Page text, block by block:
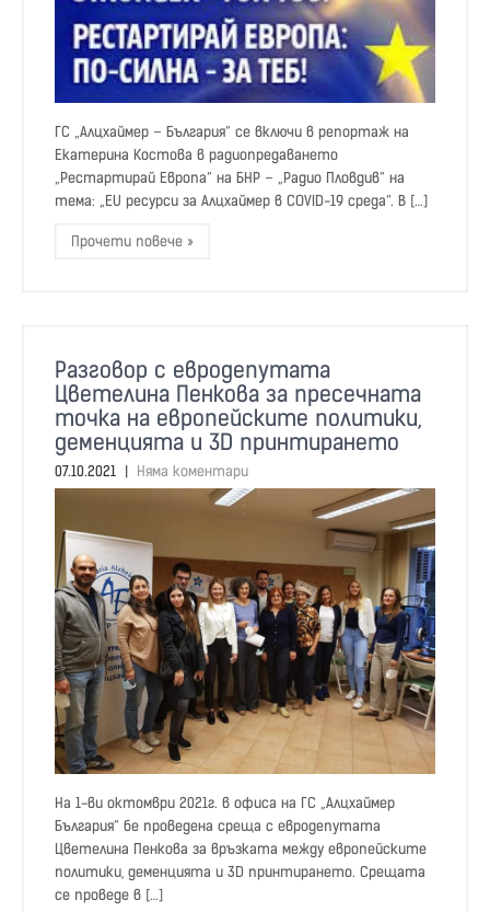
ГС „Алцхаймер – България“ се включи в репортаж на
Екатерина Костова в радиопредаването
„Рестартирай Европа“ на БНР – „Радио Пловдив“ на
тема: „EU ресурси за Алцхаймер в COVID-19 среда“. В […]
Прочети повече »
Разговор с евродепутата
Цветелина Пенкова за пресечната
точка на европейските политики,
деменцията и 3D принтирането
07.10.2021 | Няма коментари
На 1-ви октомври 2021г. в офиса на ГС „Алцхаймер
България“ бе проведена среща с евродепутата
Цветелина Пенкова за връзката между европейските
политики, деменцията и 3D принтирането. Срещата
се проведе в […]